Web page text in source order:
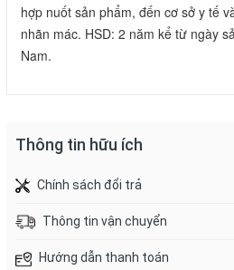
hợp nuốt sản phẩm, đến cơ sở y tế
nhãn mác. HSD: 2 năm kể từ ngày
Nam.
Thông tin hữu ích
Chính sách đổi trả
Thông tin vận chuyển
Hướng dẫn thanh toán